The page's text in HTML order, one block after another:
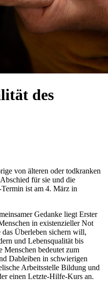
des
von älteren oder todkranken
für sie und die
ist am 4. März in
Gedanke liegt Erster
in existenzieller Not
Überleben sichern will,
und Lebensqualität bis
bedeutet zum
Dableiben in schwierigen
Arbeitsstelle Bildung und
einen Letzte-Hilfe-Kurs an.